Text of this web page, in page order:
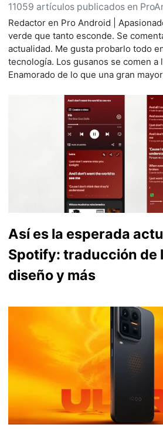
11059 artículos publicados en
Redactor en Pro Android |
verde que tanto esconde. Se
actualidad. Me gusta probarlo todo
tecnología. Los gusanos se comen a
Enamorado de lo que una gran
Así es la esperada
Spotify: traducción de
diseño y más